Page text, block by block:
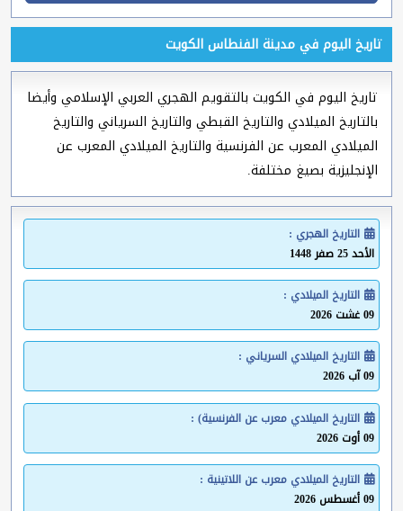
تاريخ اليوم في مدينة الفنطاس الكويت
تاريخ اليوم في الكويت بالتقويم الهجري العربي الإسلامي وأيضا
بالتاريخ الميلادي والتاريخ القبطي والتاريخ السرياني والتاريخ
الميلادي المعرب عن الفرنسية والتاريخ الميلادي المعرب عن
الإنجليزية بصيغ مختلفة.
التاريخ الهجري :
الأحد 25 صفر 1448
التاريخ الميلادي :
09 غشت 2026
التاريخ الميلادي السرياني :
09 آب 2026
التاريخ الميلادي معرب عن الفرنسية) :
09 أوت 2026
التاريخ الميلادي معرب عن اللاتينية :
09 أغسطس 2026